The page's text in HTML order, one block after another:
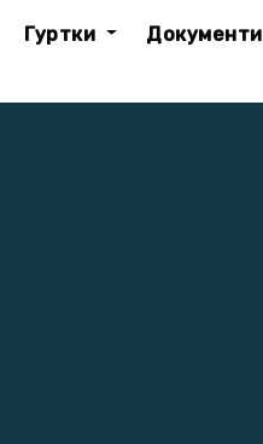
Гуртки
Документи